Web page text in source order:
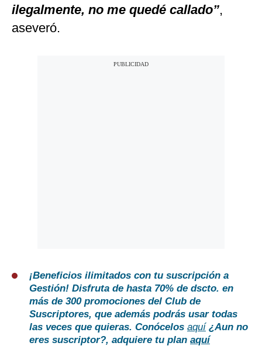
ilegalmente, no me quedé callado”,
aseveró.
¡Beneficios ilimitados con tu suscripción a
Gestión! Disfruta de hasta 70% de dscto. en
más de 300 promociones del Club de
Suscriptores, que además podrás usar todas
las veces que quieras. Conócelos aquí ¿Aun no
eres suscriptor?, adquiere tu plan aquí